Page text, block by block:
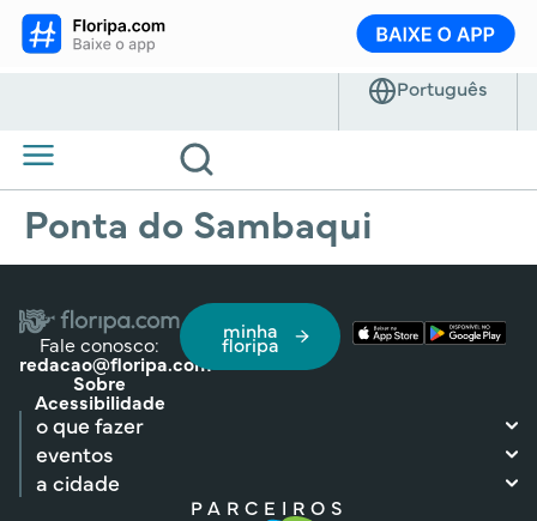
Ponta do Sambaqui
Fale conosco:
redacao@floripa.com
Sobre
Acessibilidade
minha
floripa
o que fazer
eventos
a cidade
PARCEIROS